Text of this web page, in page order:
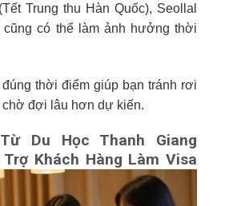
Trung thu Hàn Quốc), Seollal
cũng có thể làm ảnh hưởng thời
thời điểm giúp bạn tránh rơi
chờ đợi lâu hơn dự kiến.
Du Học Thanh Giang
Khách Hàng Làm Visa